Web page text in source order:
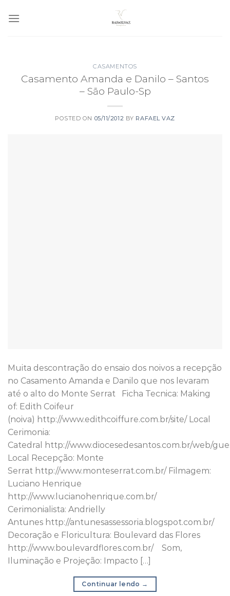
CASAMENTOS
Casamento Amanda e Danilo – Santos
– São Paulo-Sp
POSTED ON 05/11/2012 BY RAFAEL VAZ
Muita descontração do ensaio dos noivos a recepção
no Casamento Amanda e Danilo que nos levaram
até o alto do Monte Serrat Ficha Tecnica: Making
of: Edith Coifeur
(noiva) http://www.edithcoiffure.com.br/site/ Local
Cerimonia:
Catedral http://www.diocesedesantos.com.br/web/
Local Recepção: Monte
Serrat http://www.monteserrat.com.br/ Filmagem:
Luciano Henrique
http://www.lucianohenrique.com.br/
Cerimonialista: Andrielly
Antunes http://antunesassessoria.blogspot.com.br/
Decoração e Floricultura: Boulevard das Flores
http://www.boulevardflores.com.br/ Som,
Iluminação e Projeção: Impacto […]
Continuar lendo →